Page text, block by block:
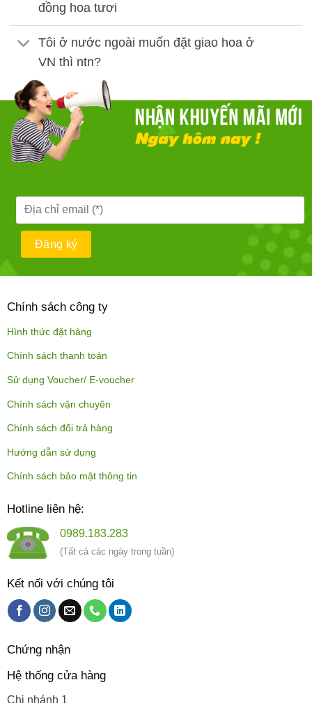
đồng hoa tươi
Tôi ở nước ngoài muốn đặt giao hoa ở
VN thì ntn?
Chính sách công ty
Hình thức đặt hàng
Chính sách thanh toán
Sử dụng Voucher/ E-voucher
Chính sách vận chuyên
Chính sách đổi trả hàng
Hướng dẫn sử dụng
Chính sách bảo mật thông tin
Hotline liên hệ:
0989.183.283
(Tất cả các ngày trong tuần)
Kết nối với chúng tôi
Chứng nhận
Hệ thống cửa hàng
Chi nhánh 1